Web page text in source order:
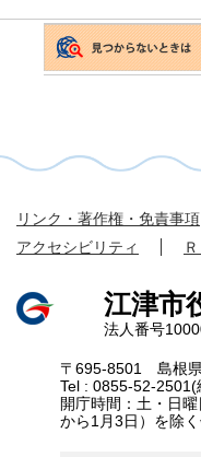
リンク・著作権・免責事項
アクセシビリティ
江津市
法人番号
〒695-8501 島根
Tel : 0855-52-
開庁時間：土・日
から1月3日）を除